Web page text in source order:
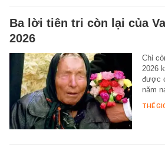
Ba lời tiên tri còn lại của
2026
Chỉ
2026
được
năm
THẾ